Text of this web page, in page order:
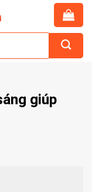
giúp